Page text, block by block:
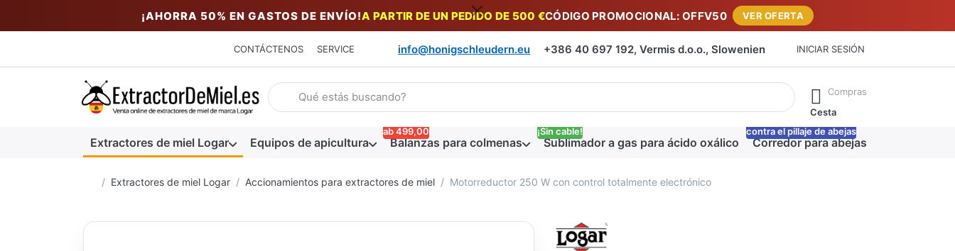
¡AHORRA 50% EN GASTOS DE ENVÍO!A PARTIR DE UN PEDIDO DE 500 €CÓDIGO PROMOCIONAL: OFFV50 VER OFERTA
CONTÁCTENOS SERVICE info@honigschleudern.eu +386 40 697 192, Vermis d.o.o., Slowenien INICIAR SESIÓN
Introduzca un término de búsqueda. Los primeros resultados aparecen automáticamente a medida que escribe. Pulse la tecla Intro para
Compras
Cesta
Extractores de miel Logar Equipos de apicultura Balanzas para colmenas
ab 499,00
Sublimador a gas para ácido oxálico
¡Sin cable!
Corredor para abejas
contra el pillaje de abejas
Página de inicio
Extractores de miel Logar Accionamientos para extractores de miel Motorreductor 250 W con control totalmente electrónico